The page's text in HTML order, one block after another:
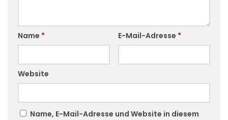
Name * E-Mail-Adresse *
Website
Name, E-Mail-Adresse und Website in diesem